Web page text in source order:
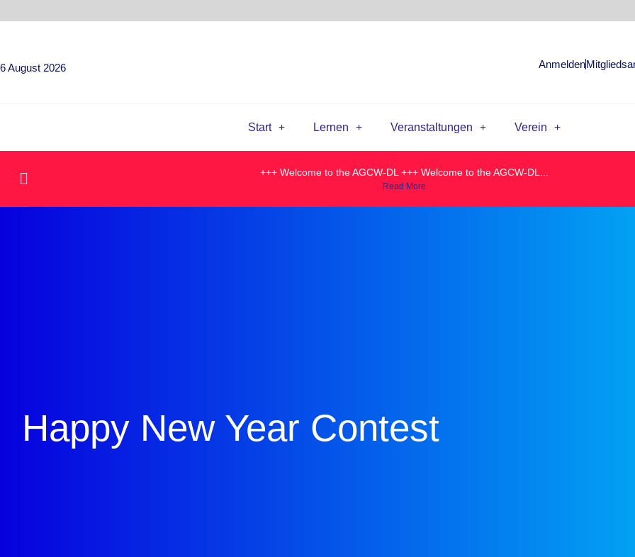
6 August 2026 Anmelden
Start Lernen Veranstaltungen Verein
+++ Welcome to the AGCW-DL +++ Welcome to the AGCW-DL...
Read More
Happy New Year Contest